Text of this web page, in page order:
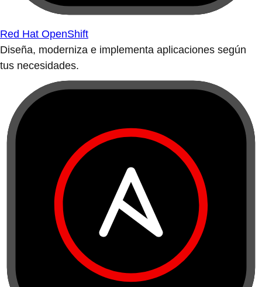
Red Hat OpenShift
Diseña, moderniza e implementa aplicaciones según
tus necesidades.